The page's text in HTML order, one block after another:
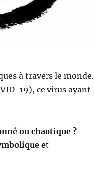
à travers le monde.
19), ce virus ayant
ou chaotique ?
et